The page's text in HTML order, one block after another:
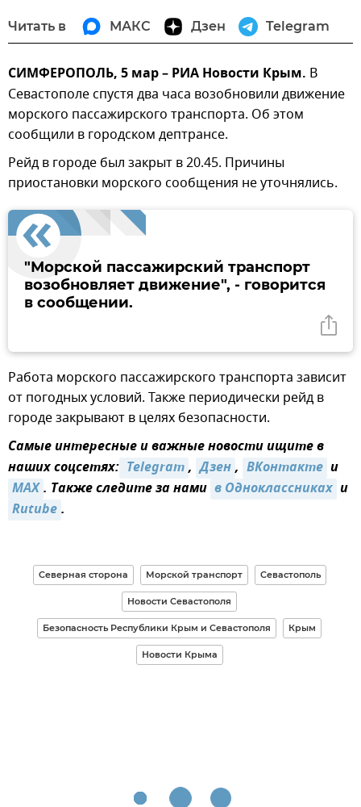
Читать в МАКС Дзен Telegram
СИМФЕРОПОЛЬ, 5 мар – РИА Новости Крым. В
Севастополе спустя два часа возобновили движение
морского пассажирского транспорта. Об этом
сообщили в городском дептрансе.
Рейд в городе был закрыт в 20.45. Причины
приостановки морского сообщения не уточнялись.
"Морской пассажирский транспорт
возобновляет движение", - говорится
в сообщении.
Работа морского пассажирского транспорта зависит
от погодных условий. Также периодически рейд в
городе закрывают в целях безопасности.
Самые интересные и важные новости ищите в
наших соцсетях: Telegram, Дзен, ВКонтакте и
MAX. Также следите за нами в Одноклассниках и
Rutube.
Северная сторона Морской транспорт Севастополь
Новости Севастополя
Безопасность Республики Крым и Севастополя Крым
Новости Крыма